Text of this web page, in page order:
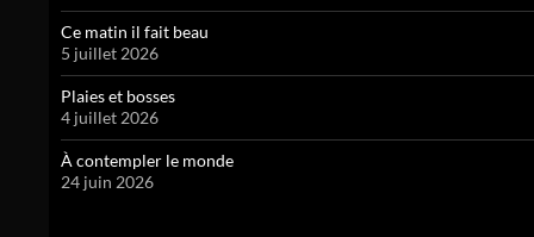
Ce matin il fait beau
5 juillet 2026
Plaies et bosses
4 juillet 2026
À contempler le monde
24 juin 2026